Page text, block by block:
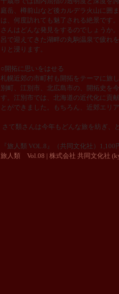
庭岳、樽前山など後カルデラ火山に囲
は、何度訪れても魅了される絶景です
さんはどんな発見をするのでしょうか
呂で迎えてきた湖畔の丸駒温泉で疲れ
りと浸ります。
○開拓に思いをはせる
札幌近郊の市町村も開拓をテーマに旅
別町、江別市、北広島市の、開拓史を
す。江別市では、北海道の近代化に貢
とができました。もちろん、近郊エリ
さて類さんは今年もどんな旅を紡ぎ、
『旅人類 VOL.8』（共同文化社）1,100
旅人類 Vol.08 | 株式会社 共同文化社